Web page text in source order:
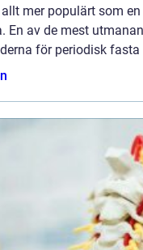
mer populärt som
En av de mest
för periodisk fasta